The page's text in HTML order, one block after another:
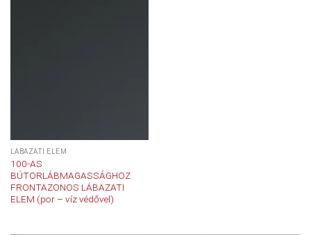
LÁBAZATI ELEM
100-AS
BÚTORLÁBMAGASSÁGHOZ
FRONTAZONOS LÁBAZATI
ELEM (por – víz védővel)